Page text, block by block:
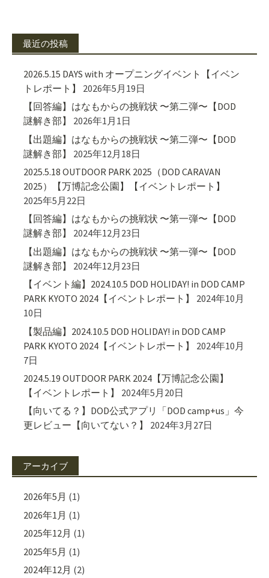
最近の投稿
2026.5.15 DAYS with オープニングイベント【イベン
トレポート】
2026年5月19日
【回答編】はなもからの挑戦状 〜第二弾〜【DOD
謎解き部】
2026年1月1日
【出題編】はなもからの挑戦状 〜第二弾〜【DOD
謎解き部】
2025年12月18日
2025.5.18 OUTDOOR PARK 2025（DOD CARAVAN
2025）【万博記念公園】【イベントレポート】
2025年5月22日
【回答編】はなもからの挑戦状 〜第一弾〜【DOD
謎解き部】
2024年12月23日
【出題編】はなもからの挑戦状 〜第一弾〜【DOD
謎解き部】
2024年12月23日
【イベント編】2024.10.5 DOD HOLIDAY! in DOD CAMP
PARK KYOTO 2024【イベントレポート】
2024年10月
10日
【製品編】2024.10.5 DOD HOLIDAY! in DOD CAMP
PARK KYOTO 2024【イベントレポート】
2024年10月
7日
2024.5.19 OUTDOOR PARK 2024【万博記念公園】
【イベントレポート】
2024年5月20日
【向いてる？】DOD公式アプリ「DOD camp+us」今
更レビュー【向いてない？】
2024年3月27日
アーカイブ
2026年5月 (1)
2026年1月 (1)
2025年12月 (1)
2025年5月 (1)
2024年12月 (2)